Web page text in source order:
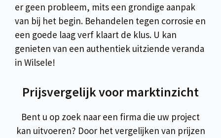
er geen probleem, mits een grondige aanpak
van bij het begin. Behandelen tegen corrosie en
een goede laag verf klaart de klus. U kan
genieten van een authentiek uitziende veranda
in Wilsele!
Prijsvergelijk voor marktinzicht
Bent u op zoek naar een firma die uw project
kan uitvoeren? Door het vergelijken van prijzen